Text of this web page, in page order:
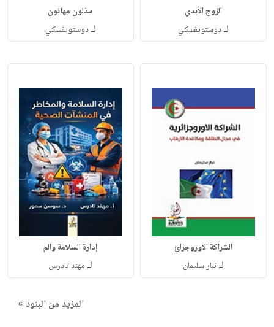
الزوج الأبدي
لـدوستويفسكي
مذلون مهانون
لـدوستويفسكي
الشراكة الاوروجزائ
لـ نبار سليمان
إدارة السلامة والم
لـ مهند تادرس
المزيد من البنود »